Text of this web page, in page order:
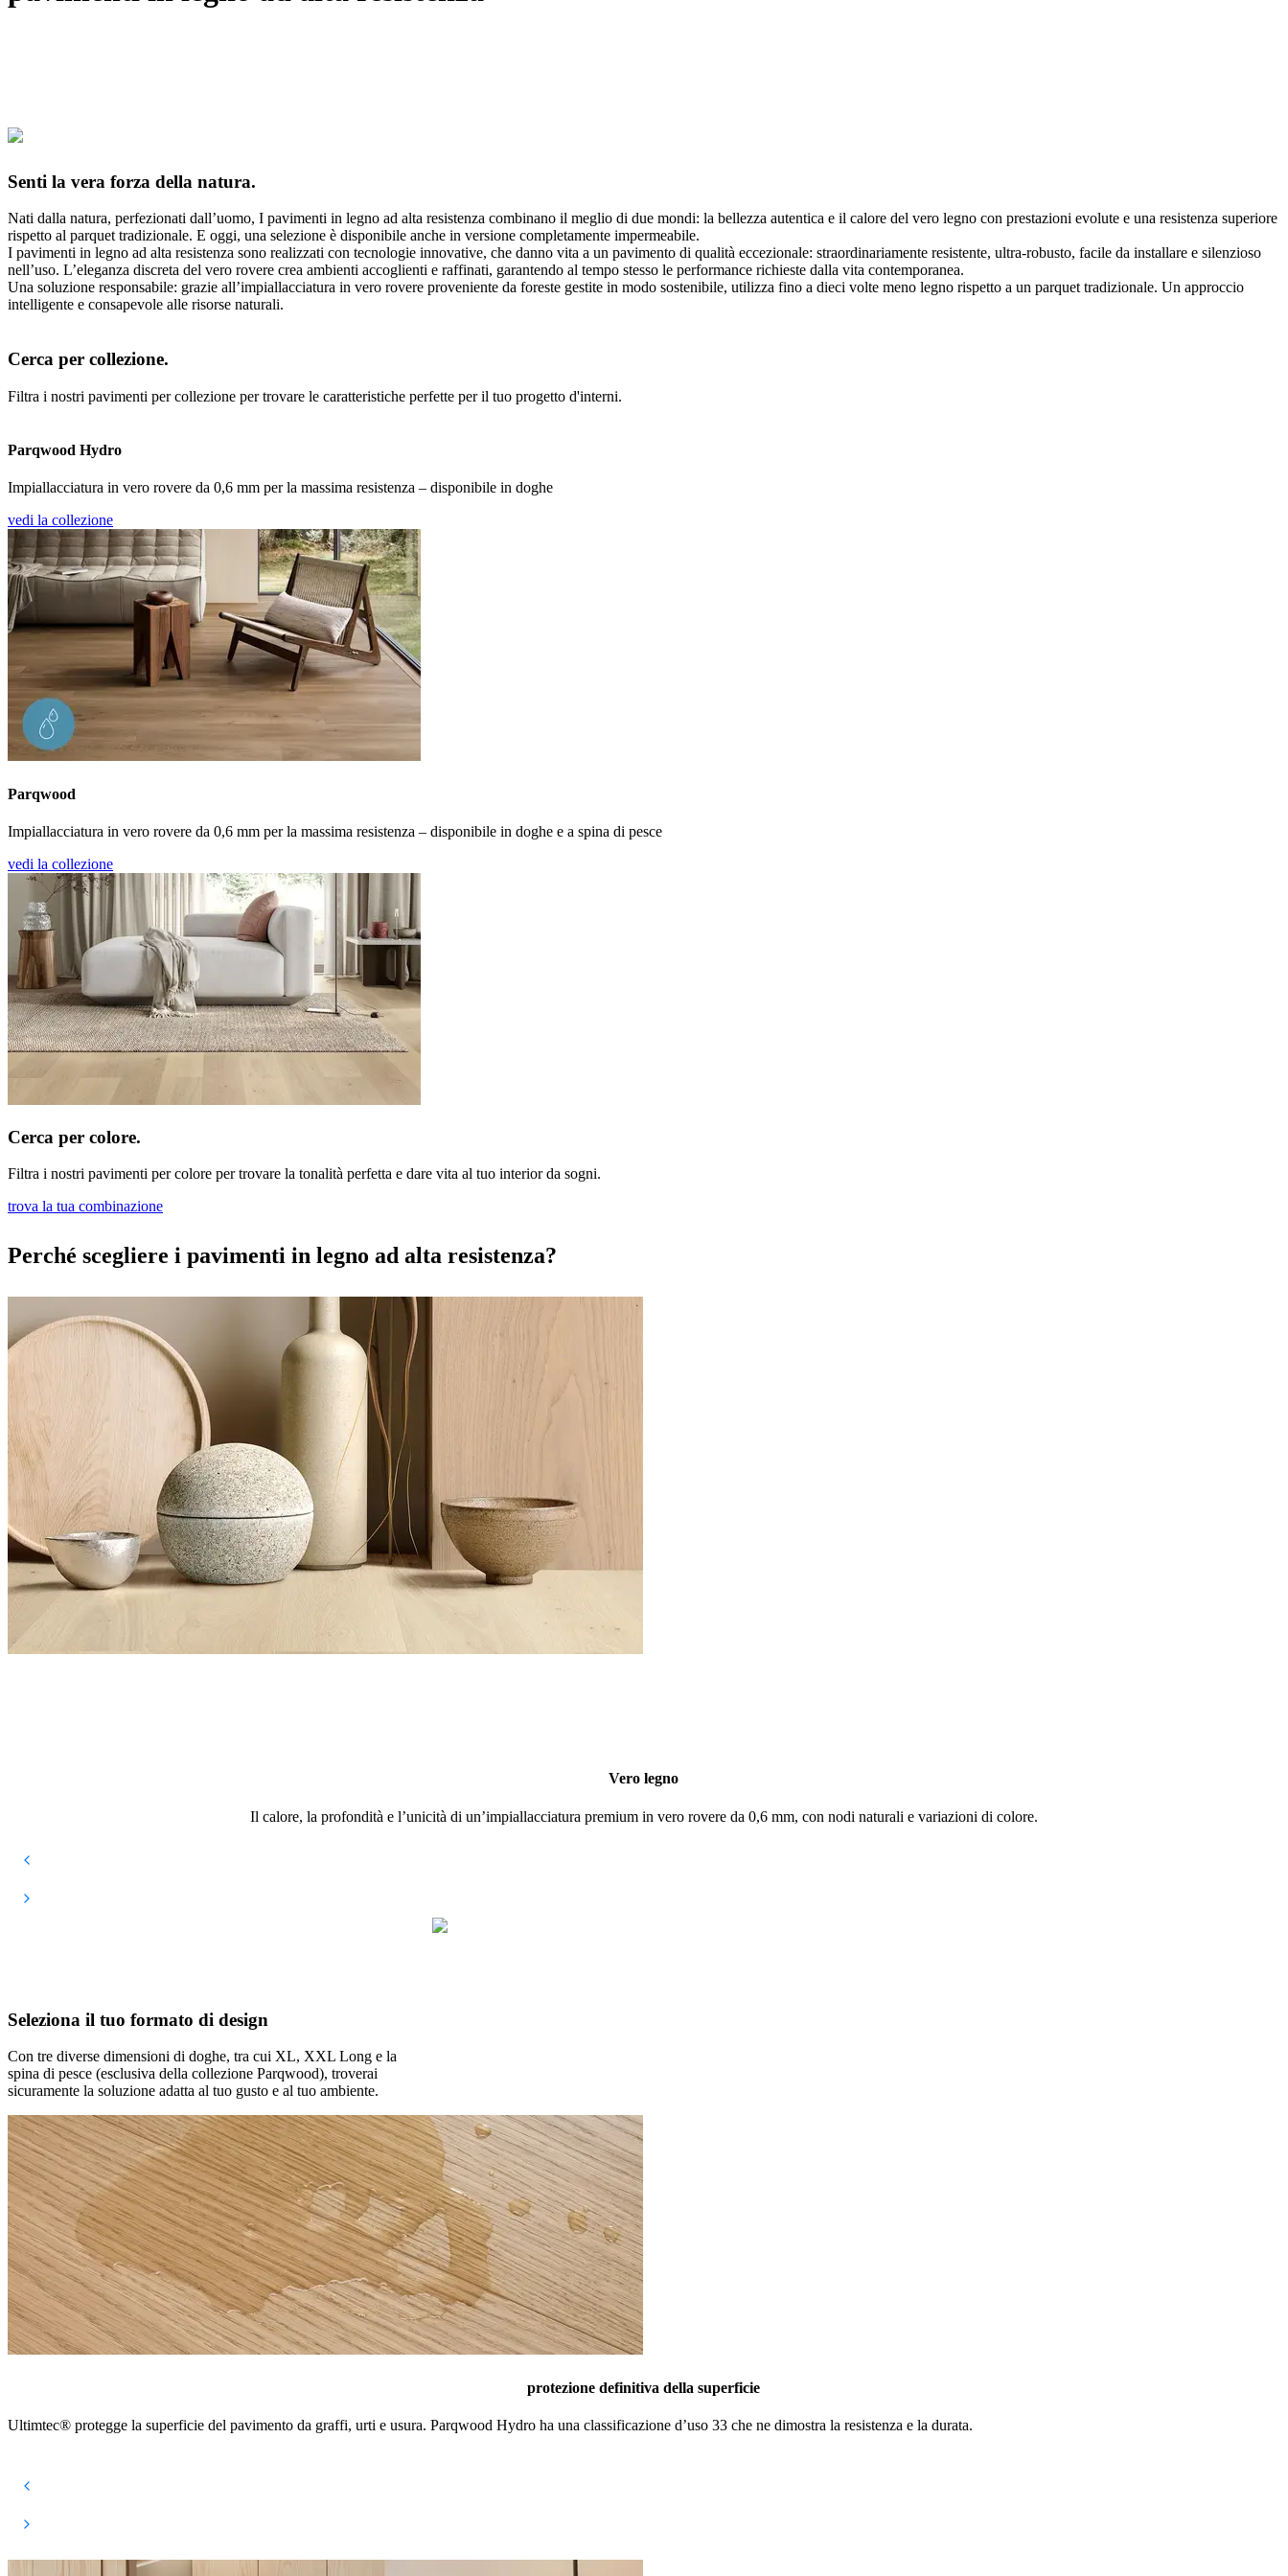
Senti la vera forza della natura.
Nati dalla natura, perfezionati dall’uomo, I pavimenti in legno ad alta resistenza combinano il meglio di due mondi: la bellezza autentica e il calore del vero legno con prestazioni evolute e una resistenza superiore
rispetto al parquet tradizionale. E oggi, una selezione è disponibile anche in versione completamente impermeabile.
I pavimenti in legno ad alta resistenza sono realizzati con tecnologie innovative, che danno vita a un pavimento di qualità eccezionale: straordinariamente resistente, ultra-robusto, facile da installare e silenzioso
nell’uso. L’eleganza discreta del vero rovere crea ambienti accoglienti e raffinati, garantendo al tempo stesso le performance richieste dalla vita contemporanea.
Una soluzione responsabile: grazie all’impiallacciatura in vero rovere proveniente da foreste gestite in modo sostenibile, utilizza fino a dieci volte meno legno rispetto a un parquet tradizionale. Un approccio
intelligente e consapevole alle risorse naturali.
Cerca per collezione.
Filtra i nostri pavimenti per collezione per trovare le caratteristiche perfette per il tuo progetto d'interni.
Parqwood Hydro
Impiallacciatura in vero rovere da 0,6 mm per la massima resistenza – disponibile in doghe
vedi la collezione
Parqwood
Impiallacciatura in vero rovere da 0,6 mm per la massima resistenza – disponibile in doghe e a spina di pesce
vedi la collezione
Cerca per colore.
Filtra i nostri pavimenti per colore per trovare la tonalità perfetta e dare vita al tuo interior da sogni.
trova la tua combinazione
Perché scegliere i pavimenti in legno ad alta resistenza?
Vero legno
Il calore, la profondità e l’unicità di un’impiallacciatura premium in vero rovere da 0,6 mm, con nodi naturali e variazioni di colore.
Seleziona il tuo formato di design
Con tre diverse dimensioni di doghe, tra cui XL, XXL Long e la
spina di pesce (esclusiva della collezione Parqwood), troverai
sicuramente la soluzione adatta al tuo gusto e al tuo ambiente.
protezione definitiva della superficie
Ultimtec® protegge la superficie del pavimento da graffi, urti e usura. Parqwood Hydro ha una classificazione d’uso 33 che ne dimostra la resistenza e la durata.